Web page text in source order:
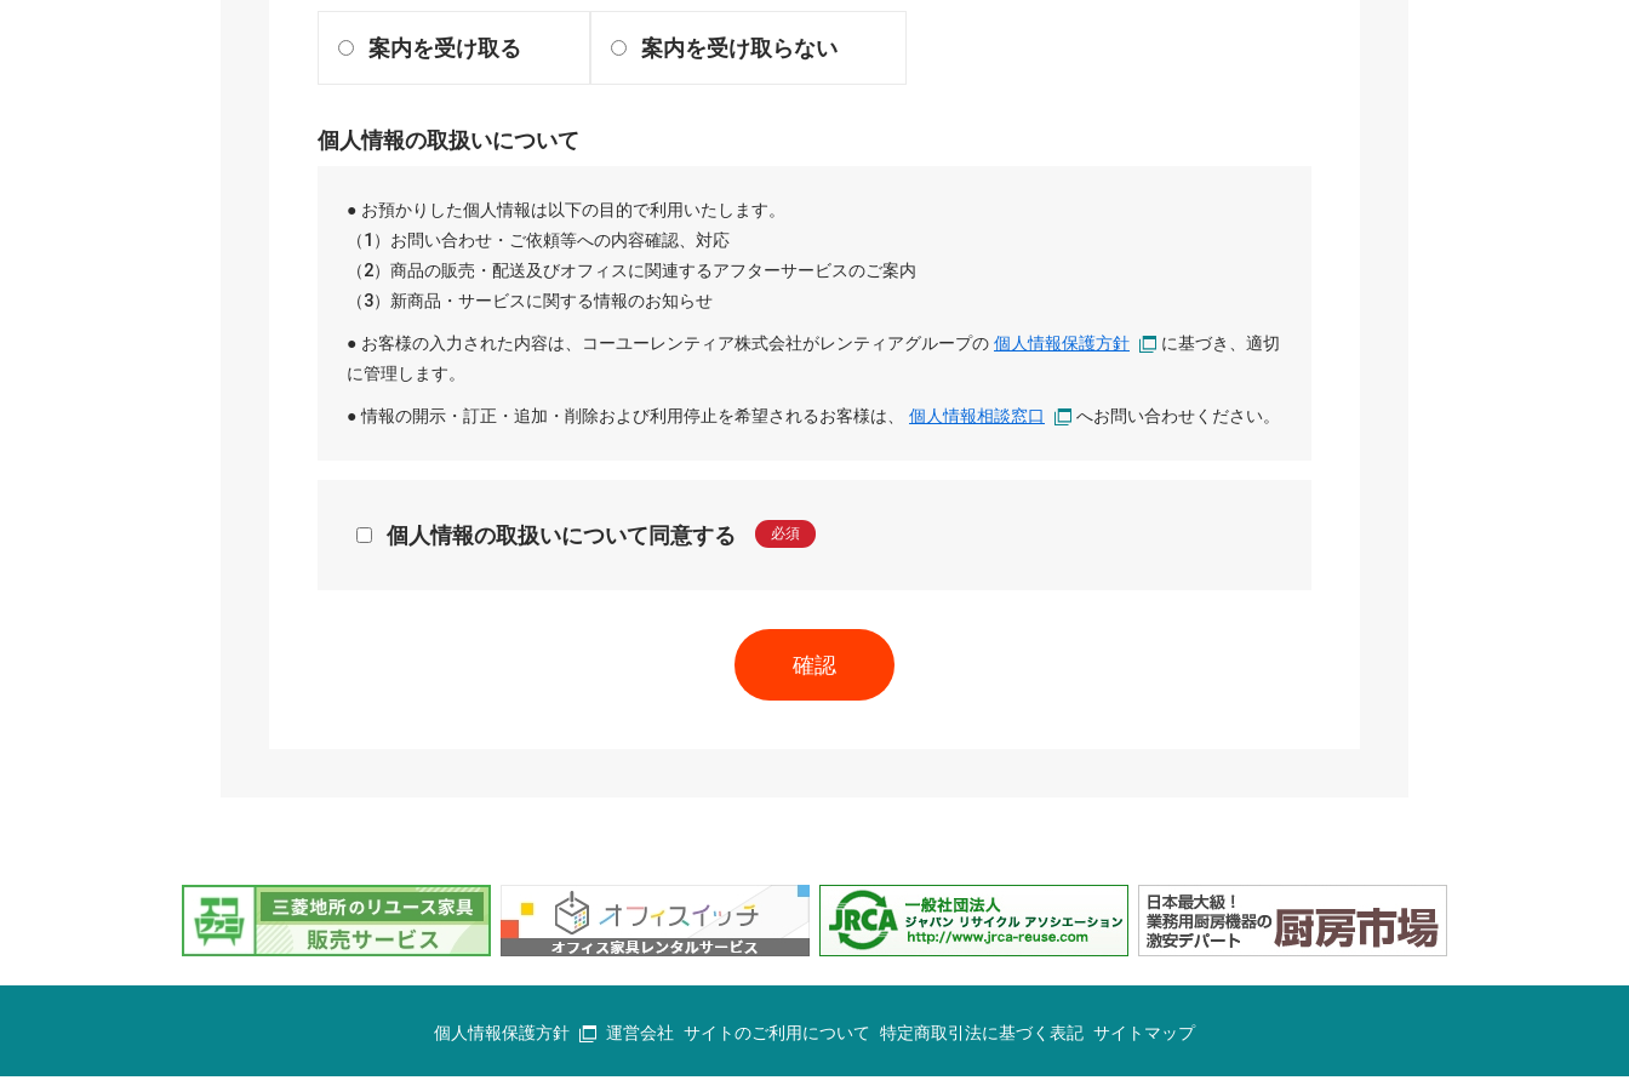
案内を受け取る 案内を受け取らない
個人情報の取扱いについて
● お預かりした個人情報は以下の目的で利用いたします。
（1）お問い合わせ・ご依頼等への内容確認、対応
（2）商品の販売・配送及びオフィスに関連するアフターサービスのご案内
（3）新商品・サービスに関する情報のお知らせ
● お客様の入力された内容は、 コーユーレンティア株式会社がレンティアグループの 個人情報保護方針
に基づき、適切
に管理します。
● 情報の開示・訂正・追加・削除および利用停止を希望されるお客様は、 個人情報相談窓口 へお問い合わせください。
個人情報の取扱いについて同意する 必須
個人情報保護方針 運営会社 サイトのご利用について 特定商取引法に基づく表記 サイトマップ